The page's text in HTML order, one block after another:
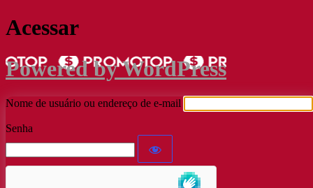
Acessar
Powered by WordPress
Nome de usuário ou endereço de e-mail
Senha